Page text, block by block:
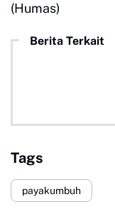
(Humas)
Berita Terkait
Tags
payakumbuh